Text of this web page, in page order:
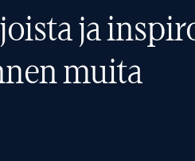
ja
muita